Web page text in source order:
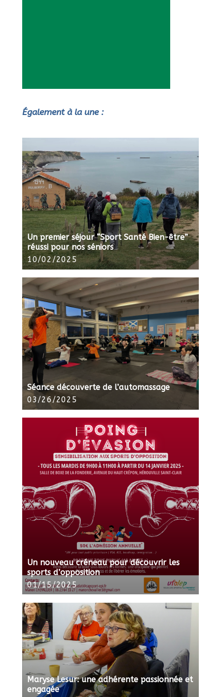
Également à la une :
Un premier séjour “Sport Santé Bien-être”
réussi pour nos séniors
10/02/2025
Séance découverte de l’automassage
03/26/2025
Un nouveau créneau pour découvrir les
sports d’opposition
01/15/2025
Maryse Lesur: une adhérente passionnée et
engagée